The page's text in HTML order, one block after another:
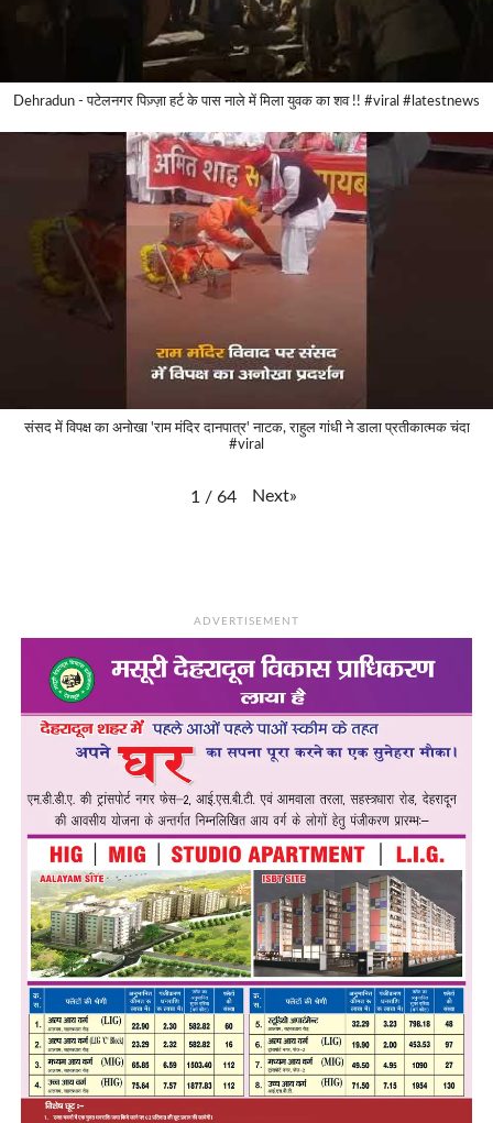
Dehradun - पटेलनगर पिज़्ज़ा हर्ट के पास नाले में मिला युवक का शव !! #viral #latestnews
संसद में विपक्ष का अनोखा 'राम मंदिर दानपात्र' नाटक, राहुल गांधी ने डाला प्रतीकात्मक चंदा
#viral
1 / 64 Next»
ADVERTISEMENT